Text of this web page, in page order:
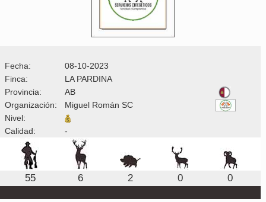
Fecha:
08-10-2023
Finca:
LA PARDINA
Provincia:
AB
Organización:
Miguel Román SC
Nivel:
Calidad:
-
55 6 2 0 0